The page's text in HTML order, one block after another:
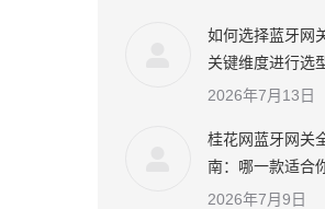
如何选择蓝牙
关键维度进行选
2026年7月13日
桂花网蓝牙网关
南：哪一款适合
2026年7月9日